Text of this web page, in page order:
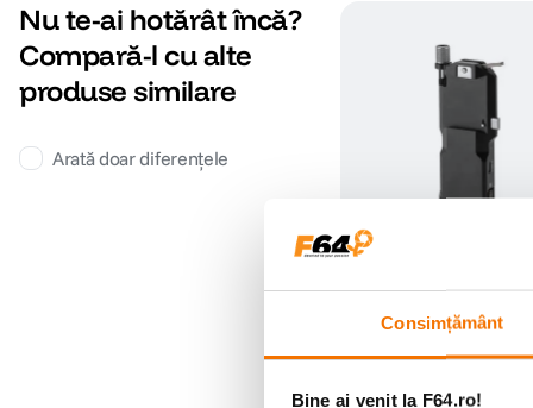
Consimțământ
Bine ai venit la F64.ro!
Nu te-ai hotărât încă?
Compară-l cu alte
produse similare
Arată doar diferențele
Tilta Placa Adaptoare
Alimentare Continua
through) pentru DJI RS 4